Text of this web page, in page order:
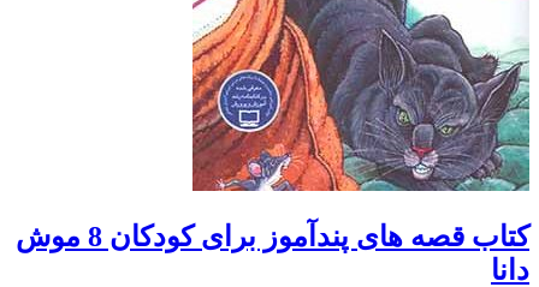
کتاب قصه های پندآموز برای کودکان 8 موش
دانا